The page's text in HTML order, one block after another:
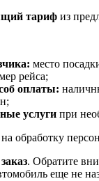
тариф из
место
рейса;
оплаты:
услуги при
на обработку
. Обратите
еще не